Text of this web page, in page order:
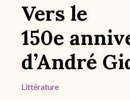
Vers le
150e
d’André
Littérature